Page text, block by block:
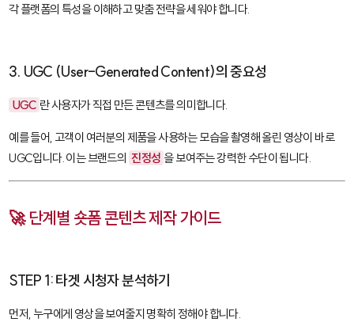
각 플랫폼의 특성을 이해하고 맞춤 전략을 세워야 합니다.
3. UGC (User-Generated Content)의 중요성
UGC 란 사용자가 직접 만든 콘텐츠를 의미합니다.
예를 들어, 고객이 여러분의 제품을 사용하는 모습을 촬영해 올린 영상이 바로
UGC입니다. 이는 브랜드의 진정성 을 보여주는 강력한 수단이 됩니다.
🚀 단계별 숏폼 콘텐츠 제작 가이드
STEP 1: 타겟 시청자 분석하기
먼저, 누구에게 영상을 보여줄지 명확히 정해야 합니다.